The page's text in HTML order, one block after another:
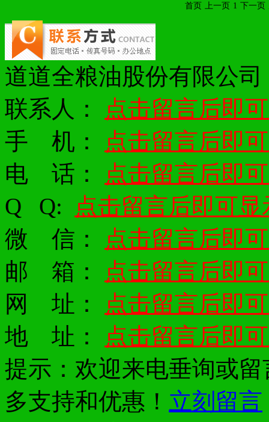
首页 上一页 1 下一页
道道全粮油股份有限公司
联系人：
点击留言后即
手 机：
点击留言后即
电 话：
点击留言后即
Q
Q:
点击留言后即可显
微 信：
点击留言后即
邮 箱：
点击留言后即
网 址：
点击留言后即
地 址：
点击留言后即
提示：欢迎来电垂询或
多支持和优惠！ 立刻留言